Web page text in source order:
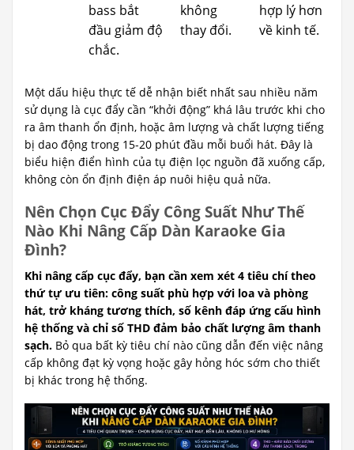
bass bắt
đầu giảm độ
chắc.
không
thay đổi.
hợp lý hơn
về kinh tế.
Một dấu hiệu thực tế dễ nhận biết nhất sau nhiều năm
sử dụng là cục đẩy cần “khởi động” khá lâu trước khi cho
ra âm thanh ổn định, hoặc âm lượng và chất lượng tiếng
bị dao động trong 15-20 phút đầu mỗi buổi hát. Đây là
biểu hiện điển hình của tụ điện lọc nguồn đã xuống cấp,
không còn ổn định điện áp nuôi hiệu quả nữa.
Nên Chọn Cục Đẩy Công Suất Như Thế
Nào Khi Nâng Cấp Dàn Karaoke Gia
Đình?
Khi nâng cấp cục đẩy, bạn cần xem xét 4 tiêu chí theo
thứ tự ưu tiên: công suất phù hợp với loa và phòng
hát, trở kháng tương thích, số kênh đáp ứng cấu hình
hệ thống và chỉ số THD đảm bảo chất lượng âm thanh
sạch. Bỏ qua bất kỳ tiêu chí nào cũng dẫn đến việc nâng
cấp không đạt kỳ vọng hoặc gây hỏng hóc sớm cho thiết
bị khác trong hệ thống.